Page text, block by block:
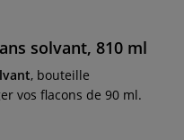
solvant, 810 ml
, bouteille
vos flacons de 90 ml.